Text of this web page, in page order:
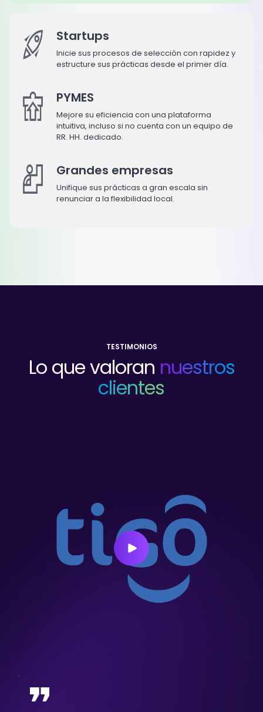
Startups
Inicie sus procesos de selección con rapidez y
estructure sus prácticas desde el primer día.
PYMES
Mejore su eficiencia con una plataforma
intuitiva, incluso si no cuenta con un equipo de
RR. HH. dedicado.
Grandes empresas
Unifique sus prácticas a gran escala sin
renunciar a la flexibilidad local.
TESTIMONIOS
Lo que valoran nuestros
clientes